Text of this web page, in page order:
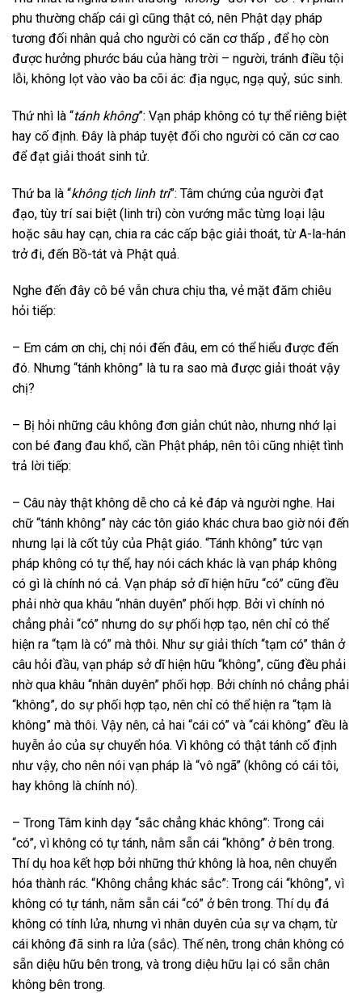
phu thường chấp cái gì cũng thật có, nên Phật dạy pháp
tương đối nhân quả cho người có căn cơ thấp , để họ còn
được hưởng phước báu của hàng trời – người, tránh điều tội
lỗi, không lọt vào vào ba cõi ác: địa ngục, ngạ quỷ, súc sinh.
Thứ nhì là “tánh không”: Vạn pháp không có tự thể riêng biệt
hay cố định. Đây là pháp tuyệt đối cho người có căn cơ cao
để đạt giải thoát sinh tử.
Thứ ba là “không tịch linh tri”: Tâm chứng của người đạt
đạo, tùy trí sai biệt (linh tri) còn vướng mắc từng loại lậu
hoặc sâu hay cạn, chia ra các cấp bậc giải thoát, từ A-la-hán
trở đi, đến Bồ-tát và Phật quả.
Nghe đến đây cô bé vẫn chưa chịu tha, vẻ mặt đăm chiêu
hỏi tiếp:
– Em cám ơn chị, chị nói đến đâu, em có thể hiểu được đến
đó. Nhưng “tánh không” là tu ra sao mà được giải thoát vậy
chị?
– Bị hỏi những câu không đơn giản chút nào, nhưng nhớ lại
con bé đang đau khổ, cần Phật pháp, nên tôi cũng nhiệt tình
trả lời tiếp:
– Câu này thật không dễ cho cả kẻ đáp và người nghe. Hai
chữ “tánh không” này các tôn giáo khác chưa bao giờ nói đến
nhưng lại là cốt tủy của Phật giáo. “Tánh không” tức vạn
pháp không có tự thể, hay nói cách khác là vạn pháp không
có gì là chính nó cả. Vạn pháp sở dĩ hiện hữu “có” cũng đều
phải nhờ qua khâu “nhân duyên” phối hợp. Bởi vì chính nó
chẳng phải “có” nhưng do sự phối hợp tạo, nên chỉ có thể
hiện ra “tạm là có” mà thôi. Như sự giải thích “tạm có” thân ở
câu hỏi đầu, vạn pháp sở dĩ hiện hữu “không”, cũng đều phải
nhờ qua khâu “nhân duyên” phối hợp. Bởi chính nó chẳng phải
“không”, do sự phối hợp tạo, nên chỉ có thể hiện ra “tạm là
không” mà thôi. Vậy nên, cả hai “cái có” và “cái không” đều là
huyễn ảo của sự chuyển hóa. Vì không có thật tánh cố định
như vậy, cho nên nói vạn pháp là “vô ngã” (không có cái tôi,
hay không là chính nó).
– Trong Tâm kinh dạy “sắc chẳng khác không”: Trong cái
“có”, vì không có tự tánh, nằm sẵn cái “không” ở bên trong.
Thí dụ hoa kết hợp bởi những thứ không là hoa, nên chuyển
hóa thành rác. “Không chẳng khác sắc”: Trong cái “không”, vì
không có tự tánh, nằm sẵn cái “có” ở bên trong. Thí dụ đá
không có tính lửa, nhưng vì nhân duyên của sự va chạm, từ
cái không đã sinh ra lửa (sắc). Thế nên, trong chân không có
sẵn diệu hữu bên trong, và trong diệu hữu lại có sẵn chân
không bên trong.